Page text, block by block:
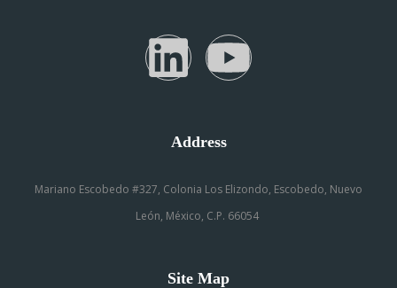
Address
Mariano Escobedo #327, Colonia Los Elizondo, Escobedo, Nuevo
León, México, C.P. 66054
Site Map